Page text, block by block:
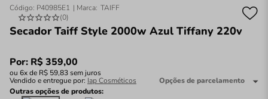
Código: P40985E1
TAIFF
(0)
Secador Taiff Style 2000w Azul Tiffany 220v
Por: R$359,00
ou 6x de R$ 59,83sem juros
Vendido e entregue por: Iap Cosméticos
Opções de parcelamento
Outras opções de produtos: